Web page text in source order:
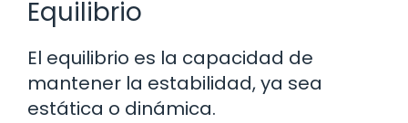
Equilibrio
El equilibrio es la capacidad de
mantener la estabilidad, ya sea
estática o dinámica.